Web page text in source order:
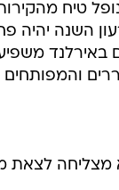
טיח
באירלנד
מצליחה